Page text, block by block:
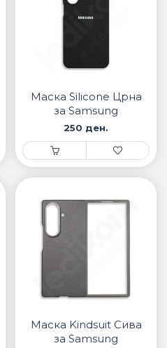
Маска Silicone Црна
за Samsung
250 ден.
Маска Kindsuit Сива
за Samsung